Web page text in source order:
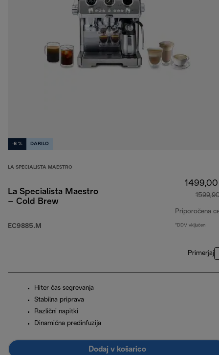
-6 % DARILO
LA SPECIALISTA MAESTRO
La Specialista Maestro
– Cold Brew
EC9885.M
Priporočena
*DDV vključen
Primerjaj
Hiter čas segrevanja
Stabilna priprava
Različni napitki
Dinamična predinfuzija
Dodaj v košarico